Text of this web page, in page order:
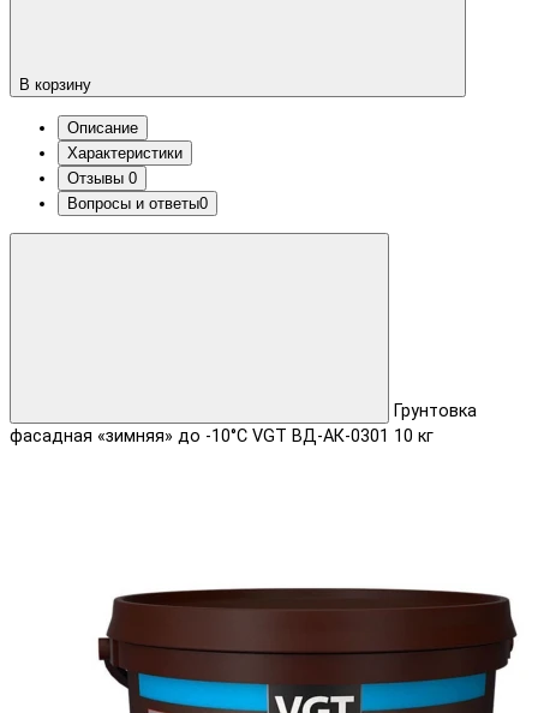
В корзину
Описание
Характеристики
Отзывы 0
Вопросы и ответы0
Грунтовка
фасадная «зимняя» до -10°С VGT ВД-АК-0301 10 кг